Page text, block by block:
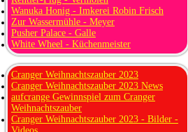
Wanuka Honig - Imkerei Robin Frisch
Zur Wassermühle - Meyer
Pusher Palace - Galle
White Wheel - Küchenmeister
Cranger Weihnachtszauber 2023
Cranger Weihnachtszauber 2023 News
aufcrange Gewinnspiel zum Cranger
Weihnachtszauber
Cranger Weihnachtszauber 2023 - Bilder -